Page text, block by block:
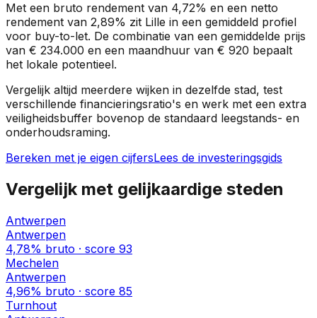
Met een bruto rendement van 4,72% en een netto
rendement van 2,89% zit Lille in een gemiddeld profiel
voor buy-to-let. De combinatie van een gemiddelde prijs
van € 234.000 en een maandhuur van € 920 bepaalt
het lokale potentieel.
Vergelijk altijd meerdere wijken in dezelfde stad, test
verschillende financieringsratio's en werk met een extra
veiligheidsbuffer bovenop de standaard leegstands- en
onderhoudsraming.
Bereken met je eigen cijfersLees de investeringsgids
Vergelijk met gelijkaardige steden
Antwerpen
Antwerpen
4,78% bruto · score 93
Mechelen
Antwerpen
4,96% bruto · score 85
Turnhout